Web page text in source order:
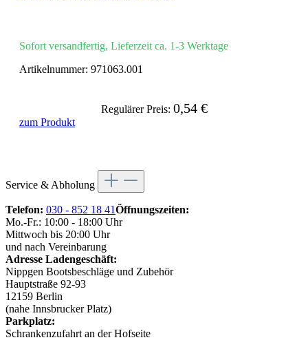
Sofort versandfertig, Lieferzeit ca. 1-3 Werktage
Artikelnummer: 971063.001
Regulärer Preis: 0,54 €
zum Produkt
Service & Abholung
Telefon: 030 - 852 18 41Öffnungszeiten:
Mo.-Fr.: 10:00 - 18:00 Uhr
Mittwoch bis 20:00 Uhr
und nach Vereinbarung
Adresse Ladengeschäft:
Nippgen Bootsbeschläge und Zubehör
Hauptstraße 92-93
12159 Berlin
(nahe Innsbrucker Platz)
Parkplatz:
Schrankenzufahrt an der Hofseite